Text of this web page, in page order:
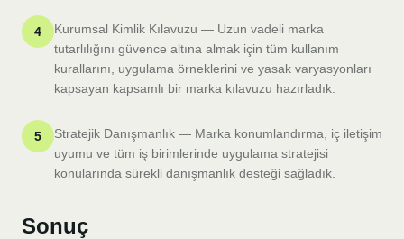
4
Kurumsal Kimlik Kılavuzu — Uzun vadeli marka
tutarlılığını güvence altına almak için tüm kullanım
kurallarını, uygulama örneklerini ve yasak varyasyonları
kapsayan kapsamlı bir marka kılavuzu hazırladık.
5
Stratejik Danışmanlık — Marka konumlandırma, iç iletişim
uyumu ve tüm iş birimlerinde uygulama stratejisi
konularında sürekli danışmanlık desteği sağladık.
Sonuç